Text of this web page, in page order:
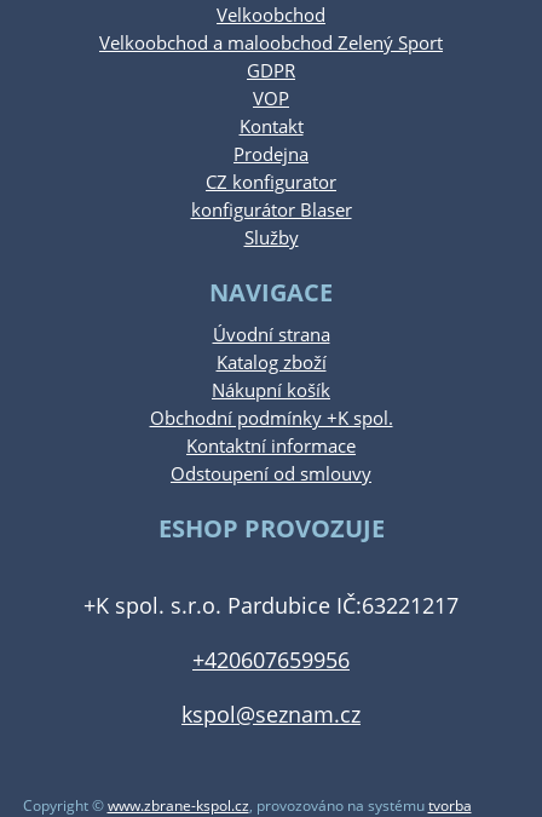
Velkoobchod
Velkoobchod a maloobchod Zelený Sport
GDPR
VOP
Kontakt
Prodejna
CZ konfigurator
konfigurátor Blaser
Služby
NAVIGACE
Úvodní strana
Katalog zboží
Nákupní košík
Obchodní podmínky +K spol.
Kontaktní informace
Odstoupení od smlouvy
ESHOP PROVOZUJE
+K spol. s.r.o. Pardubice IČ:63221217
+420607659956
kspol@seznam.cz
Copyright ©www.zbrane-kspol.cz, provozováno na systémutvorba